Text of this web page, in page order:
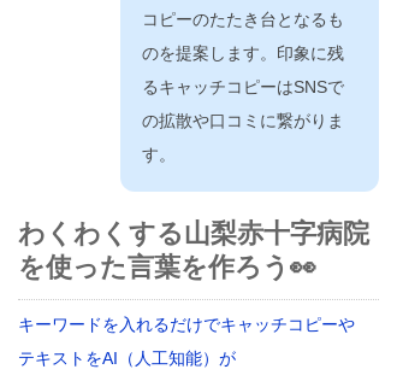
コピーのたたき台となるも
のを提案します。印象に残
るキャッチコピーはSNSで
の拡散や口コミに繋がりま
す。
わくわくする山梨赤十字病院
を使った言葉を作ろう👀
キーワードを入れるだけでキャッチコピーや
テキストをAI（人工知能）が